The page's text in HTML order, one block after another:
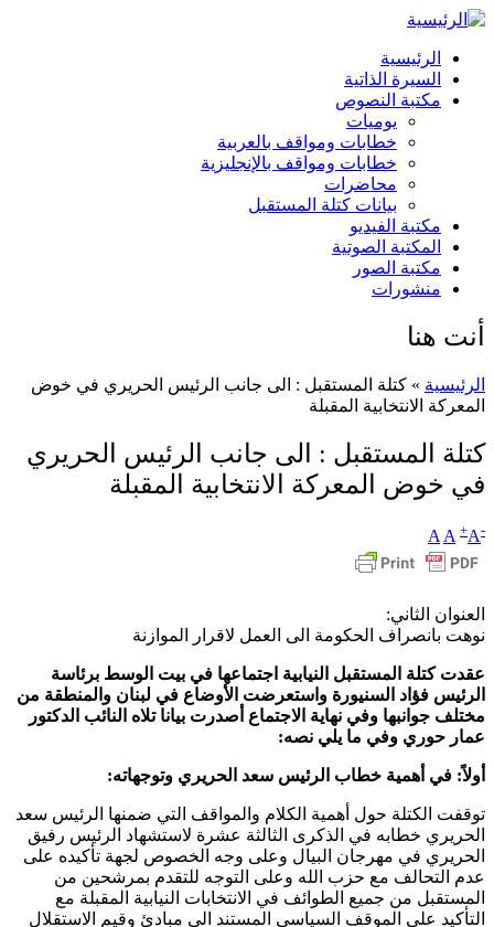
الرئيسية
السيرة الذاتية
مكتبة النصوص
يوميات
خطابات ومواقف بالعربية
خطابات ومواقف بالإنجليزية
محاضرات
بيانات كتلة المستقبل
مكتبة الفيديو
المكتبة الصوتية
مكتبة الصور
منشورات
أنت هنا
الرئيسية » كتلة المستقبل : الى جانب الرئيس الحريري في خوض
المعركة الانتخابية المقبلة
كتلة المستقبل : الى جانب الرئيس الحريري
في خوض المعركة الانتخابية المقبلة
-
A A +A
العنوان الثاني:
نوهت بانصراف الحكومة الى العمل لاقرار الموازنة
عقدت كتلة المستقبل النيابية اجتماعها في بيت الوسط برئاسة
الرئيس فؤاد السنيورة واستعرضت الأوضاع في لبنان والمنطقة من
مختلف جوانبها وفي نهاية الاجتماع أصدرت بيانا تلاه النائب الدكتور
عمار حوري وفي ما يلي نصه:
أولاً: في أهمية خطاب الرئيس سعد الحريري وتوجهاته:
توقفت الكتلة حول أهمية الكلام والمواقف التي ضمنها الرئيس سعد
الحريري خطابه في الذكرى الثالثة عشرة لاستشهاد الرئيس رفيق
الحريري في مهرجان البيال وعلى وجه الخصوص لجهة تأكيده على
عدم التحالف مع حزب الله وعلى التوجه للتقدم بمرشحين من
المستقبل من جميع الطوائف في الانتخابات النيابية المقبلة مع
التأكيد على الموقف السياسي المستند الى مبادئ وقيم الاستقلال